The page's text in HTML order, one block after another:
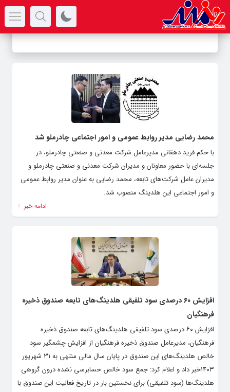
-
محمد رضایی مدیر روابط عمومی و امور اجتماعی چادرملو شد
با حکم فرید دهقانی مدیرعامل شرکت معدنی و صنعتی چادرملو، در
جلسه‌ای با حضور معاونان‌ و مدیران شرکت معدنی و صنعتی چادرملو و
مدیران عامل شرکت‌های تابعه، محمد رضایی به عنوان مدیر روابط عمومی
و امور اجتماعی این هلدینگ منصوب شد.
ادامه خبر
افزایش ۶۰ درصدی سود تلفیقی هلدینگ‌های تابعه صندوق ذخیره
فرهنگیان
افزایش ۶۰ درصدی سود تلفیقی هلدینگ‌های تابعه صندوق ذخیره
فرهنگیان، مدیرعامل صندوق ذخیره فرهنگیان از افزایش چشمگیر سود
خالص هلدینگ‌های این صندوق در پایان سال مالی منتهی به ۳۱ شهریور
۱۴۰۳خبر داد و اعلام کرد: جمع سود خالص حسابرسی نشده درون گروهی
هلدینگ‌ها (سود تلفیقی) برای نخستین بار در تاریخ فعالیت این صندوق با